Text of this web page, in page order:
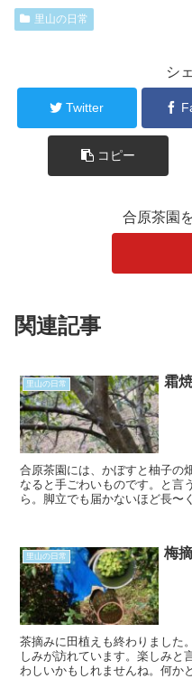
里山の日常
シ
Twitter
コピー
合原茶園
関連記事
里山の日常 霜
合原茶園には、かぼすと柚子
なると手ごわいものです。と言
ら。脚立でも届かないほど長〜
里山の日常 梅
茶摘みに田植えも終わりました
しみが訪れています。楽しみと
わしいかもしれませんね。何か